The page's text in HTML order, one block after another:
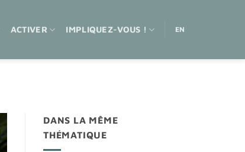
ACTIVER IMPLIQUEZ-VOUS ! EN
DANS LA MÊME
THÉMATIQUE